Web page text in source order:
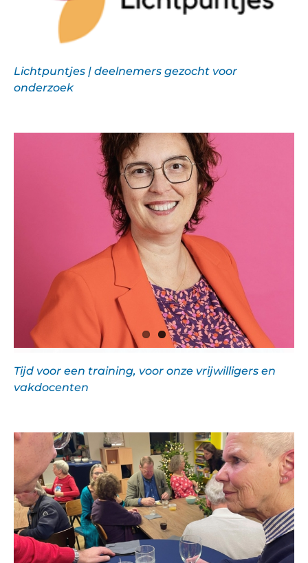
Lichtpuntjes | deelnemers gezocht voor
onderzoek
Tijd voor een training, voor onze vrijwilligers en
vakdocenten